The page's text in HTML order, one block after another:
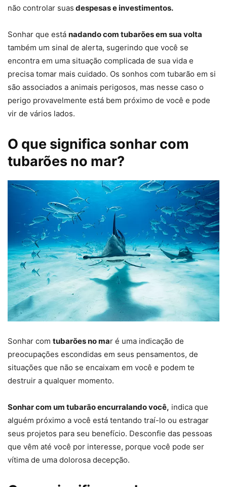
não controlar suas despesas e investimentos.
Sonhar que está nadando com tubarões em sua volta
também um sinal de alerta, sugerindo que você se
encontra em uma situação complicada de sua vida e
precisa tomar mais cuidado. Os sonhos com tubarão em si
são associados a animais perigosos, mas nesse caso o
perigo provavelmente está bem próximo de você e pode
vir de vários lados.
O que significa sonhar com
tubarões no mar?
Sonhar com tubarões no mar é uma indicação de
preocupações escondidas em seus pensamentos, de
situações que não se encaixam em você e podem te
destruir a qualquer momento.
Sonhar com um tubarão encurralando você, indica que
alguém próximo a você está tentando traí-lo ou estragar
seus projetos para seu benefício. Desconfie das pessoas
que vêm até você por interesse, porque você pode ser
vítima de uma dolorosa decepção.